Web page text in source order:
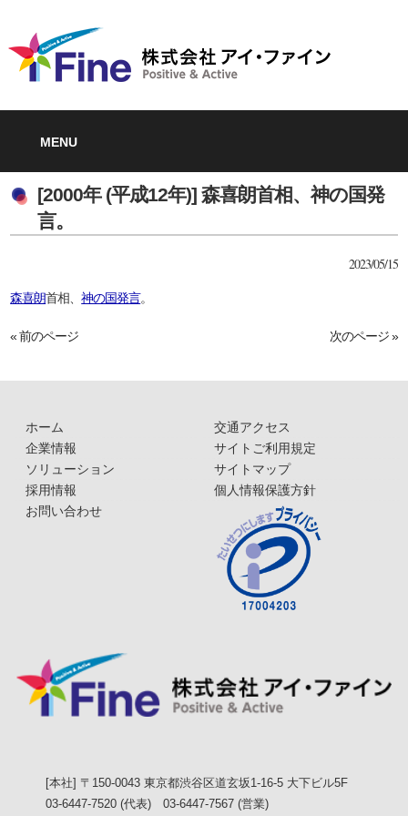
MENU
[2000年 (平成12年)] 森喜朗首相、神の国発
言。
2023/05/15
森喜朗首相、神の国発言。
« 前のページ 次のページ »
ホーム
企業情報
ソリューション
採用情報
お問い合わせ
交通アクセス
サイトご利用規定
サイトマップ
個人情報保護方針
[本社] 〒150-0043 東京都渋谷区道玄坂1-16-5 大下ビル5F
03-6447-7520 (代表) 03-6447-7567 (営業)